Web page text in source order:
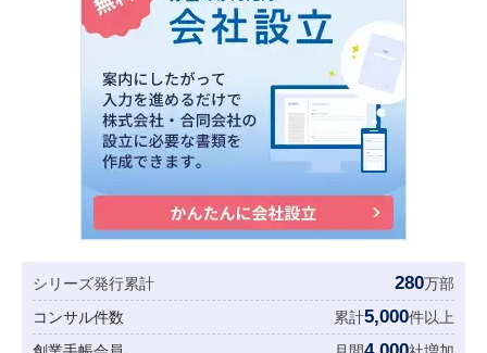
シリーズ発行累計 280万部
コンサル件数
累計5,000件以上